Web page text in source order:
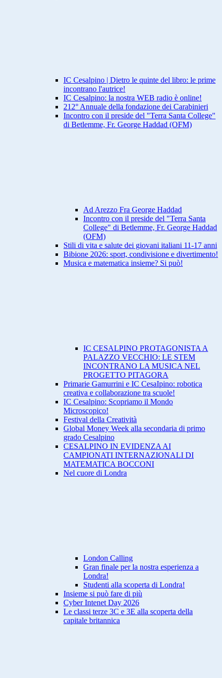
IC Cesalpino | Dietro le quinte del libro: le prime
incontrano l'autrice!
IC Cesalpino: la nostra WEB radio è online!
212° Annuale della fondazione dei Carabinieri
Incontro con il preside del "Terra Santa College"
di Betlemme, Fr. George Haddad (OFM)
Ad Arezzo Fra George Haddad
Incontro con il preside del "Terra Santa
College" di Betlemme, Fr. George Haddad
(OFM)
Stili di vita e salute dei giovani italiani 11-17 anni
Bibione 2026: sport, condivisione e divertimento!
Musica e matematica insieme? Si può!
IC CESALPINO PROTAGONISTA A
PALAZZO VECCHIO: LE STEM
INCONTRANO LA MUSICA NEL
PROGETTO PITAGORA
Primarie Gamurrini e IC CesaIpino: robotica
creativa e collaborazione tra scuole!
IC Cesalpino: Scopriamo il Mondo
Microscopico!
Festival della Creatività
Global Money Week alla secondaria di primo
grado Cesalpino
CESALPINO IN EVIDENZA AI
CAMPIONATI INTERNAZIONALI DI
MATEMATICA BOCCONI
Nel cuore di Londra
London Calling
Gran finale per la nostra esperienza a
Londra!
Studenti alla scoperta di Londra!
Insieme si può fare di più
Cyber Intenet Day 2026
Le classi terze 3C e 3E alla scoperta della
capitale britannica